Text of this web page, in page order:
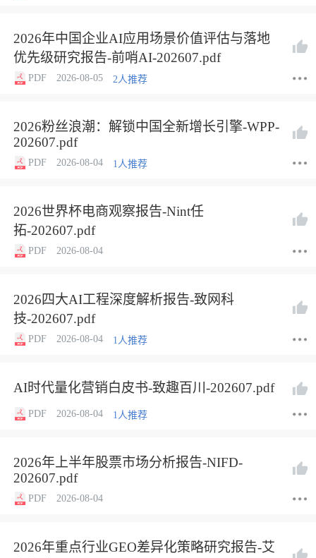
2026年中国企业AI应用场景价值评估与落地
优先级研究报告-前哨AI-202607.pdf
PDF 2026-08-05 2人推荐
2026粉丝浪潮：解锁中国全新增长引擎-WPP-
202607.pdf
PDF 2026-08-04 1人推荐
2026世界杯电商观察报告-Nint任
拓-202607.pdf
PDF 2026-08-04
2026四大AI工程深度解析报告-致网科
技-202607.pdf
PDF 2026-08-04 1人推荐
AI时代量化营销白皮书-致趣百川-202607.pdf
PDF 2026-08-04 1人推荐
2026年上半年股票市场分析报告-NIFD-
202607.pdf
PDF 2026-08-04
2026年重点行业GEO差异化策略研究报告-艾